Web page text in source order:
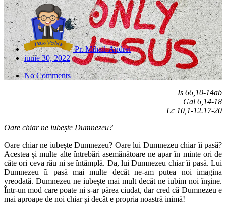
Pr. Mihail-Andrei
iunie 30, 2022
No Comments
Is 66,10-14ab
Gal 6,14-18
Lc 10,1-12.17-20
Oare chiar ne iubește Dumnezeu?
Oare chiar ne iubește Dumnezeu? Oare lui Dumnezeu chiar îi pasă?
Acestea și multe alte întrebări asemănătoare ne apar în minte ori de
câte ori ceva rău ni se întâmplă. Da, lui Dumnezeu chiar îi pasă. Lui
Dumnezeu îi pasă mai multe decât ne-am putea noi imagina
vreodată. Dumnezeu ne iubește mai mult decât ne iubim noi înșine.
Într-un mod care poate ni s-ar părea ciudat, dar cred că Dumnezeu e
mai aproape de noi chiar și decât e propria noastră inimă!